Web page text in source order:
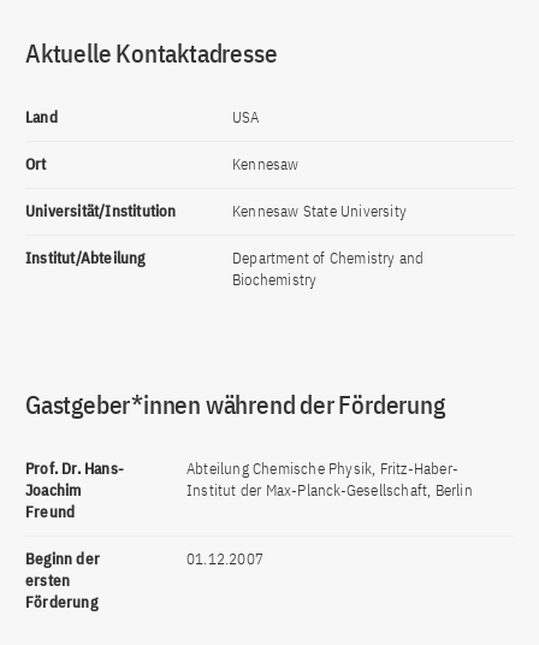
Aktuelle Kontaktadresse
Land USA
Ort Kennesaw
Universität/Institution Kennesaw State University
Institut/Abteilung
Department of Chemistry and
Biochemistry
Gastgeber*innen während der Förderung
Prof. Dr. Hans-
Joachim
Freund
Abteilung Chemische Physik, Fritz-Haber-
Institut der Max-Planck-Gesellschaft, Berlin
Beginn der
ersten
Förderung
01.12.2007